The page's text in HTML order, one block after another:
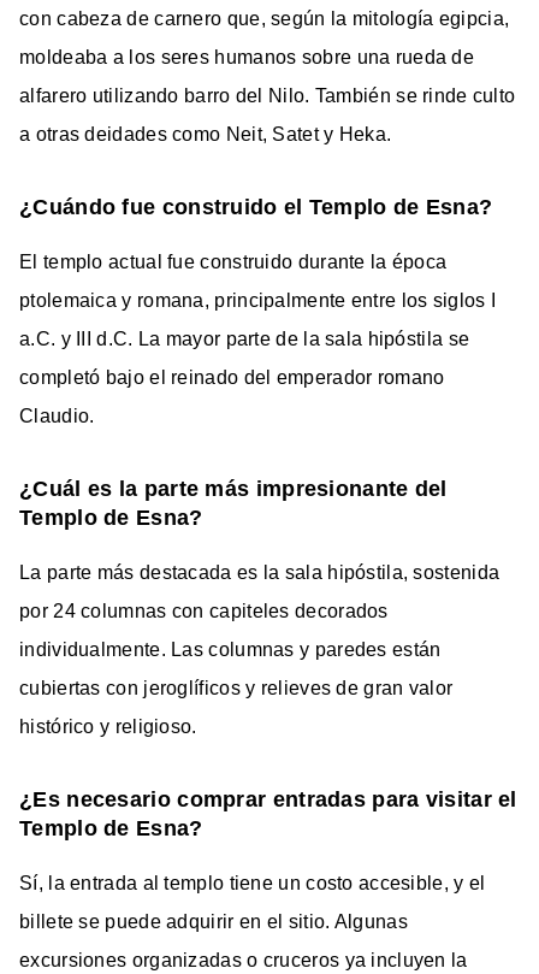
con cabeza de carnero que, según la mitología egipcia,
moldeaba a los seres humanos sobre una rueda de
alfarero utilizando barro del Nilo. También se rinde culto
a otras deidades como Neit, Satet y Heka.
¿Cuándo fue construido el Templo de Esna?
El templo actual fue construido durante la época
ptolemaica y romana, principalmente entre los siglos I
a.C. y III d.C. La mayor parte de la sala hipóstila se
completó bajo el reinado del emperador romano
Claudio.
¿Cuál es la parte más impresionante del
Templo de Esna?
La parte más destacada es la sala hipóstila, sostenida
por 24 columnas con capiteles decorados
individualmente. Las columnas y paredes están
cubiertas con jeroglíficos y relieves de gran valor
histórico y religioso.
¿Es necesario comprar entradas para visitar el
Templo de Esna?
Sí, la entrada al templo tiene un costo accesible, y el
billete se puede adquirir en el sitio. Algunas
excursiones organizadas o cruceros ya incluyen la